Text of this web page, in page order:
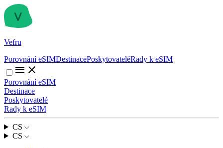
Vefru
Porovnání eSIMDestinacePoskytovateléRady k eSIM
Porovnání eSIM
Destinace
Poskytovatelé
Rady k eSIM
CS
CS